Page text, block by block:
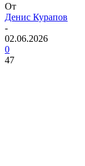
От
Денис Курапов
-
02.06.2026
0
47